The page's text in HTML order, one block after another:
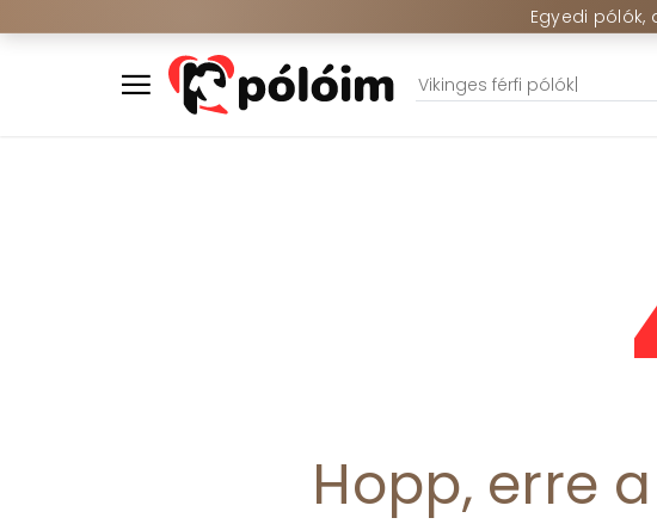
Egyedi pólók,
Hopp, erre